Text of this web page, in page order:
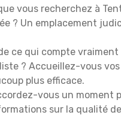
vous recherchez à
? Un emplacement
ce qui compte
? Accueillez-vous
plus efficace.
vous un moment
sur la qualité